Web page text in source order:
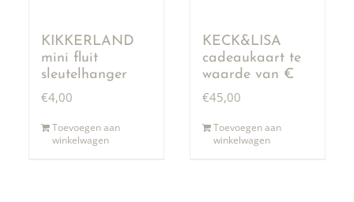
KIKKERLAND
mini fluit
sleutelhanger
€4,00
Toevoegen aan
winkelwagen
KECK&LISA
cadeaukaart te
waarde van €
50,00
€45,00
Toevoegen aan
winkelwagen